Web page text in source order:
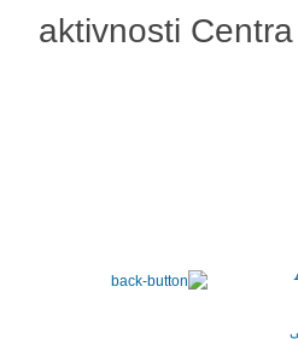
aktivnosti